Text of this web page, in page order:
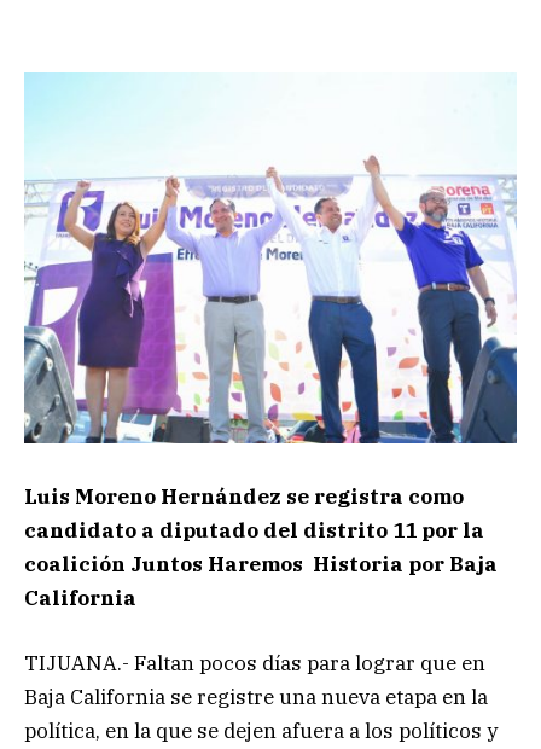
Luis Moreno Hernández se registra como
candidato a diputado del distrito 11 por la
coalición Juntos Haremos Historia por Baja
California
TIJUANA.- Faltan pocos días para lograr que en
Baja California se registre una nueva etapa en la
política, en la que se dejen afuera a los políticos y